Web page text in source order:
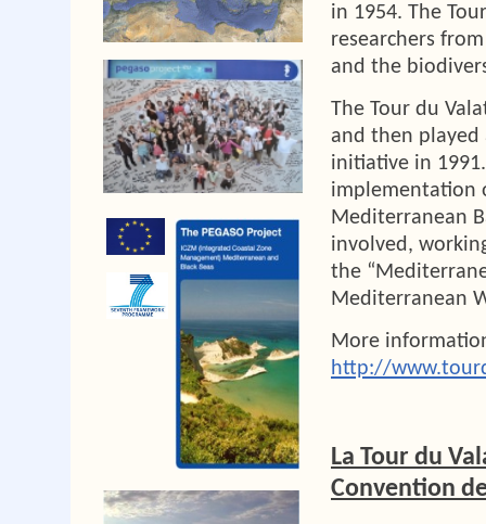
in 1954. The
researchers
and the
The Tour du
and then
initiative in
implementation
Mediterranean
involved,
the
Mediterranean
More
http://
La Tour du
Convention